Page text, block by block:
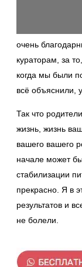
очень
кураторам, за
когда мы были
всё объяснили,
Так что
жизнь, жизнь
вашего вашего
начале может
стабилизации
прекрасно. Я в
результатов и
не болели.